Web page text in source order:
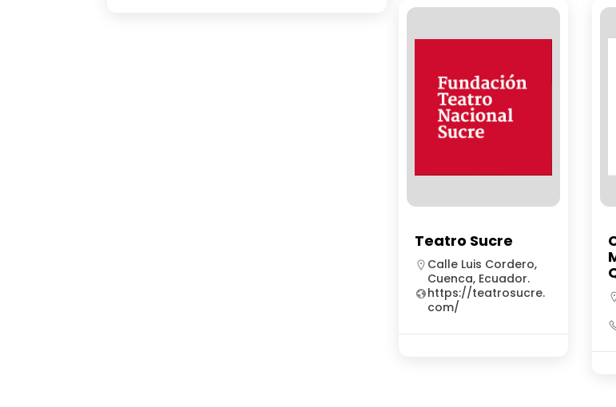
Teatro Sucre
Calle Luis Cordero,
Cuenca, Ecuador.
https://teatrosucre.
com/